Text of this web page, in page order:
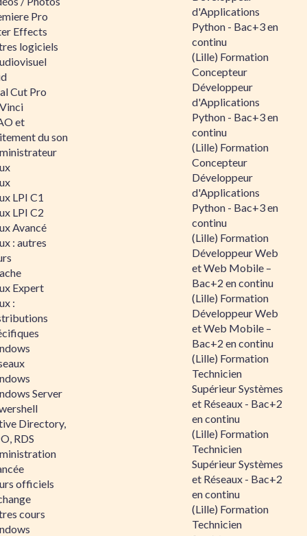
Pro
Effects
logiciels
Cut Pro
et
du son
LPI C1
LPI C2
Avancé
: autres
Expert
:
Server
Directory,
RDS
officiels
cours
d'Applications
Python - Bac+3 en
continu
(Lille) Formation
Concepteur
Développeur
d'Applications
Python - Bac+3 en
continu
(Lille) Formation
Concepteur
Développeur
d'Applications
Python - Bac+3 en
continu
(Lille) Formation
Développeur Web
et Web Mobile –
Bac+2 en continu
(Lille) Formation
Développeur Web
et Web Mobile –
Bac+2 en continu
(Lille) Formation
Technicien
Supérieur Systèmes
et Réseaux - Bac+2
en continu
(Lille) Formation
Technicien
Supérieur Systèmes
et Réseaux - Bac+2
en continu
(Lille) Formation
Technicien